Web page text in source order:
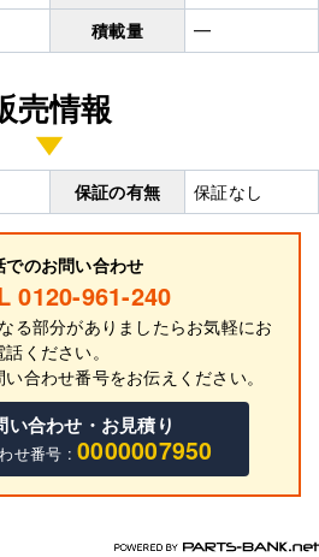
積載量 ━
売情報
保証の有無 保証なし
でのお問い合わせ
0120-961-240
る部分がありましたらお気軽にお
話ください。
い合わせ番号をお伝えください。
い合わせ・お見積り
せ番号 :0000007950